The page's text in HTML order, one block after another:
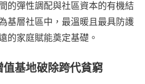
的彈性調配與社區資本的有機結
基層社區中，最溫暖且最具防護
的家庭賦能奠定基礎。
基地破除跨代貧窮